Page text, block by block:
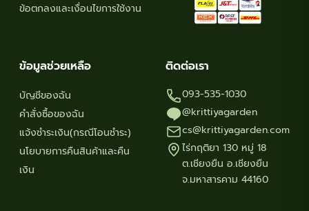
ข้อตกลงและเงื่อนไขการใช้งาน
ข้อมูลช่วยเหลือ
บัญชีของฉัน
คำสั่งซื้อของฉัน
แจ้งชำระเงิน(กรณีโอนชำระ)
นโยบายการคืนสินค้าและคืน
เงิน
ติดต่อเรา
093-535-1030
@krittiyagarden
cs@krittiyagarden.com
ไร่กฤติยา 130 หมู่ 18
ต.เชียงยืน อ.เชียงยืน
จ.มหาสารคาม 44160